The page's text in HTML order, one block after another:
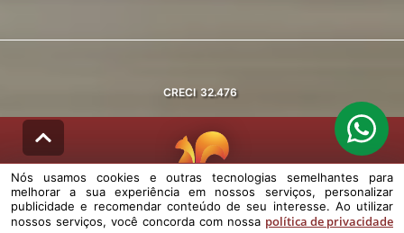
CRECI 32.476
© DESENVOLVIDO PELAAGIL.NET
Nós usamos cookies e outras tecnologias semelhantes para melhorar a
Nós usamos cookies e outras tecnologias semelhantes para
melhorar a sua experiência em nossos serviços, personalizar
publicidade e recomendar conteúdo de seu interesse. Ao utilizar
nossos serviços, você concorda com nossa política de privacidade